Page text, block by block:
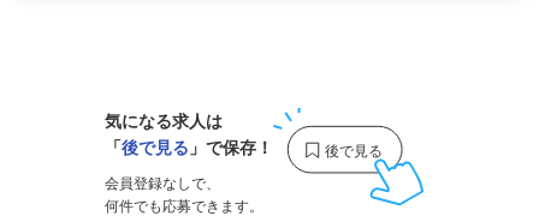
気になる求人は
「後で見る 」で保存！
会員登録なしで、
何件でも応募できます。